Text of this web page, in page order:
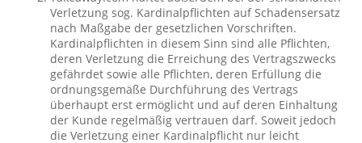
Verletzung sog. Kardinalpflichten auf Schadensersatz
nach Maßgabe der gesetzlichen Vorschriften.
Kardinalpflichten in diesem Sinn sind alle Pflichten,
deren Verletzung die Erreichung des Vertragszwecks
gefährdet sowie alle Pflichten, deren Erfüllung die
ordnungsgemäße Durchführung des Vertrags
überhaupt erst ermöglicht und auf deren Einhaltung
der Kunde regelmäßig vertrauen darf. Soweit jedoch
die Verletzung einer Kardinalpflicht nur leicht